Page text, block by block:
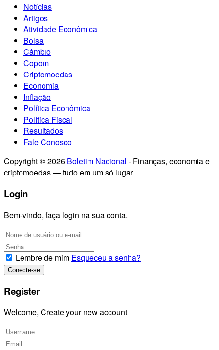
Notícias
Artigos
Atividade Econômica
Bolsa
Câmbio
Copom
Criptomoedas
Economia
Inflação
Política Econômica
Política Fiscal
Resultados
Fale Conosco
Copyright © 2026 Boletim Nacional - Finanças, economia e
criptomoedas — tudo em um só lugar..
Login
Bem-vindo, faça login na sua conta.
Lembre de mim Esqueceu a senha?
Register
Welcome, Create your new account